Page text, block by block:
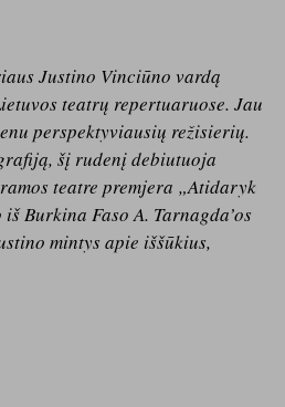
Justino Vinciūno vardą
teatrų repertuaruose. Jau
perspektyviausių režisierių.
šį rudenį debiutuoja
teatre premjera „Atidaryk
Burkina Faso A. Tarnagda’os
mintys apie iššūkius,